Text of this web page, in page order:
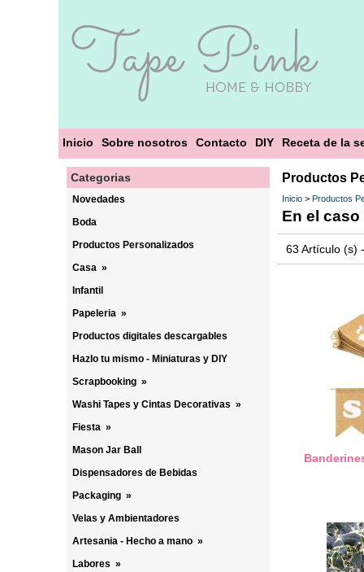
Inicio Sobre nosotros Contacto DIY Receta de la
Categorias
Novedades
Boda
Productos Personalizados
Casa »
Infantil
Papeleria »
Productos digitales descargables
Hazlo tu mismo - Miniaturas y DIY
Scrapbooking »
Washi Tapes y Cintas Decorativas »
Fiesta »
Mason Jar Ball
Dispensadores de Bebidas
Packaging »
Velas y Ambientadores
Artesania - Hecho a mano »
Labores »
Productos
Inicio > Productos
En el
63 Artículo (s)